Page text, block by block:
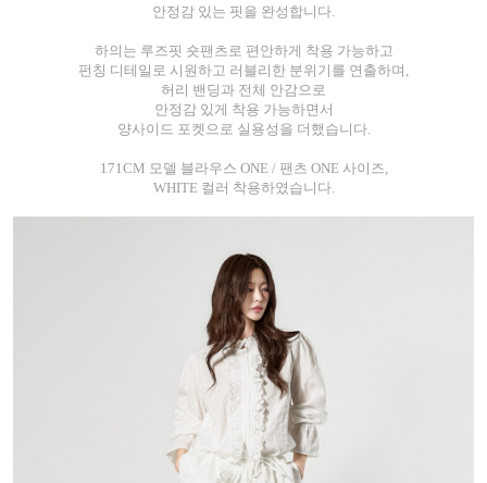
안정감 있는 핏을 완성합니다.
하의는 루즈핏 숏팬츠로 편안하게 착용 가능하고
펀칭 디테일로 시원하고 러블리한 분위기를 연출하며,
허리 밴딩과 전체 안감으로
안정감 있게 착용 가능하면서
양사이드 포켓으로 실용성을 더했습니다.
171CM 모델 블라우스 ONE / 팬츠 ONE 사이즈,
WHITE 컬러 착용하였습니다.